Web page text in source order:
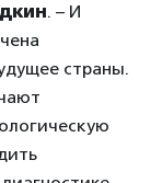
. – И
страны.